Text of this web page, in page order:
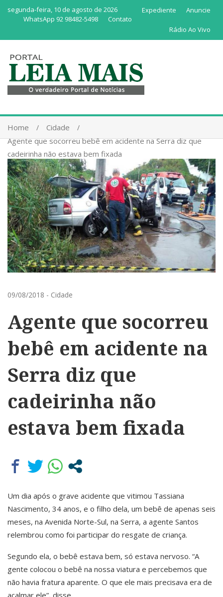
segunda-feira, 10 de agosto de 2026 Anuncie
Expediente
Contato
WhatsApp 92 98482-5498
Rádio Ao Vivo
Home
Cidade
Agente que socorreu bebê em acidente na Serra diz que
cadeirinha não estava bem fixada
09/08/2018 - Cidade
Agente que socorreu
bebê em acidente na
Serra diz que
cadeirinha não
estava bem fixada
Um dia após o grave acidente que vitimou Tassiana
Nascimento, 34 anos, e o filho dela, um bebê de apenas seis
meses, na Avenida Norte-Sul, na Serra, a agente Santos
relembrou como foi participar do resgate de criança.
Segundo ela, o bebê estava bem, só estava nervoso. “A
gente colocou o bebê na nossa viatura e percebemos que
não havia fratura aparente. O que ele mais precisava era de